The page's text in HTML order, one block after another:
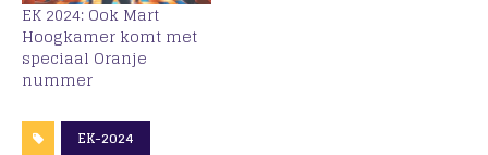
EK 2024: Ook Mart
Hoogkamer komt met
speciaal Oranje
nummer
EK-2024